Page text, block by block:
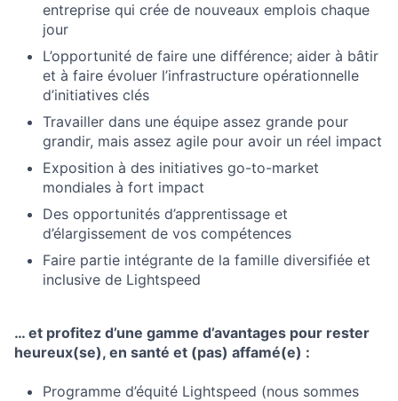
entreprise qui crée de nouveaux emplois chaque
jour
L’opportunité de faire une différence; aider à bâtir
et à faire évoluer l’infrastructure opérationnelle
d’initiatives clés
Travailler dans une équipe assez grande pour
grandir, mais assez agile pour avoir un réel impact
Exposition à des initiatives go-to-market
mondiales à fort impact
Des opportunités d’apprentissage et
d’élargissement de vos compétences
Faire partie intégrante de la famille diversifiée et
inclusive de Lightspeed
… et profitez d’une gamme d’avantages pour rester
heureux(se), en santé et (pas) affamé(e) :
Programme d’équité Lightspeed (nous sommes